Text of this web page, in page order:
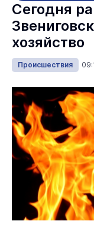
Сегодня
хозяйство
Происшествия